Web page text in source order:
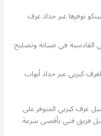
نوفرها عبر حداد غرف
في صيانة وتصليح
كيربي عبر حداد أبواب
غرف كيربي المتوفر على
فريق فني بأقصى سرعة.